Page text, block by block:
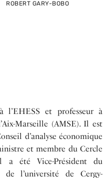
PAR
ROBERT GARY-BOBO
l’EHESS et professeur à
Marseille (AMSE). Il est
d’analyse économique
et membre du Cercle
a été Vice-Président du
de l’université de Cergy-